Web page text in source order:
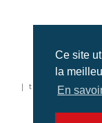
Ce site
la
En
| tous droits
aériennes